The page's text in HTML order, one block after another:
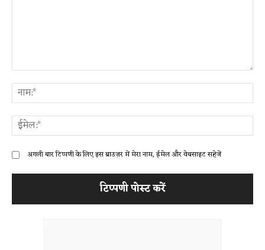
अगली बार टिप्पणी के लिए इस ब्राउज़र में मेरा नाम, ईमेल और वेबसाइट सहेजें